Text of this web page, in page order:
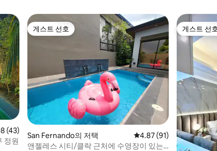
점(5점 만점), 후기 43개
(43)
정원
게스트 선호
게스트 선호
San Fernando의 저택 평점 4.87점(5점 만점),
4.87 (91)
앤젤레스 시티/클락 근처에 수영장이 있는
게스트 선
게스트 선